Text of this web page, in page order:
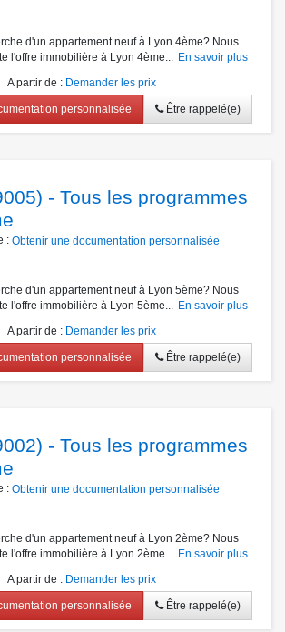
d'un appartement neuf à Lyon 4ème? Nous
l'offre immobilière à Lyon 4ème...
En savoir plus
A partir de : Demander les prix
personnalisée Être rappelé(e)
- Tous les programmes
: Obtenir une documentation personnalisée
d'un appartement neuf à Lyon 5ème? Nous
l'offre immobilière à Lyon 5ème...
En savoir plus
A partir de : Demander les prix
personnalisée Être rappelé(e)
- Tous les programmes
: Obtenir une documentation personnalisée
d'un appartement neuf à Lyon 2ème? Nous
l'offre immobilière à Lyon 2ème...
En savoir plus
A partir de : Demander les prix
personnalisée Être rappelé(e)